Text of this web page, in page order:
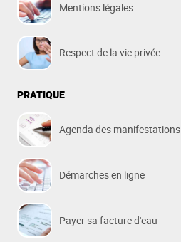
Mentions légales
Respect de la vie privée
PRATIQUE
Agenda des manifestations
Démarches en ligne
Payer sa facture d'eau